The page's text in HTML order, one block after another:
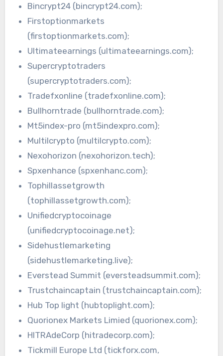
Bincrypt24 (bincrypt24.com);
Firstoptionmarkets
(firstoptionmarkets.com);
Ultimateearnings (ultimateearnings.com);
Supercryptotraders
(supercryptotraders.com);
Tradefxonline (tradefxonline.com);
Bullhorntrade (bullhorntrade.com);
Mt5index-pro (mt5indexpro.com);
Multilcrypto (multilcrypto.com);
Nexohorizon (nexohorizon.tech);
Spxenhance (spxenhanc.com);
Tophillassetgrowth
(tophillassetgrowth.com);
Unifiedcryptocoinage
(unifiedcryptocoinage.net);
Sidehustlemarketing
(sidehustlemarketing.live);
Everstead Summit (eversteadsummit.com);
Trustchaincaptain (trustchaincaptain.com);
Hub Top light (hubtoplight.com);
Quorionex Markets Limied (quorionex.com);
HITRAdeCorp (hitradecorp.com);
Tickmill Europe Ltd (tickforx.com,